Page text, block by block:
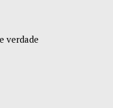
verdade